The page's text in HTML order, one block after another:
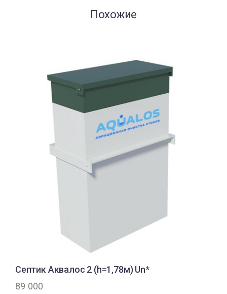
Похожие
Септик Аквалос 2 (h=1,78м) Un*
89 000